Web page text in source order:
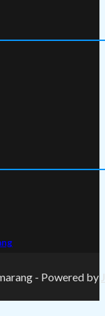
- Powered by